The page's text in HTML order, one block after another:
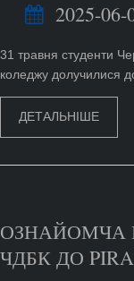
2025-
31 травня студенти
коледжу долучилися
ДЕТАЛЬНІШЕ
ОЗНАЙОМЧА
ЧДБК ДО